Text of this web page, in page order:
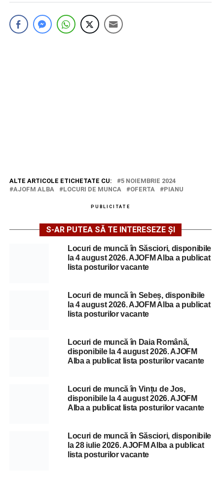
ALTE ARTICOLE ETICHETATE CU:
5 NOIEMBRIE 2024
AJOFM ALBA
LOCURI DE MUNCA OFERTA PIANU
PUBLICITATE
S-AR PUTEA SĂ TE INTERESEZE ȘI
Locuri de muncă în Săsciori, disponibile
la 4 august 2026. AJOFM Alba a publicat
lista posturilor vacante
Locuri de muncă în Sebeș, disponibile
la 4 august 2026. AJOFM Alba a publicat
lista posturilor vacante
Locuri de muncă în Daia Română,
disponibile la 4 august 2026. AJOFM
Alba a publicat lista posturilor vacante
Locuri de muncă în Vințu de Jos,
disponibile la 4 august 2026. AJOFM
Alba a publicat lista posturilor vacante
Locuri de muncă în Săsciori, disponibile
la 28 iulie 2026. AJOFM Alba a publicat
lista posturilor vacante